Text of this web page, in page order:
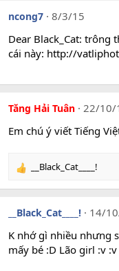
c
i
o
:
ncong7
8/3/15
Dear Black_Cat: trông
cái này: http://
Tăng Hải Tuân
22/10/
Em chú ý viết Tiếng
R
c
t
o
__Black_Cat____!
__Black_Cat____!
14/
K nhớ gì nhiều nhưng
mấy bé :D Lão girl :v :v